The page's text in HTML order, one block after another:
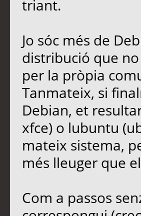
triant.
Jo sóc més de
distribució que
per la pròpia
Tanmateix, si
Debian, et
xfce) o lubuntu
mateix sistema,
més lleuger que
Com a passos